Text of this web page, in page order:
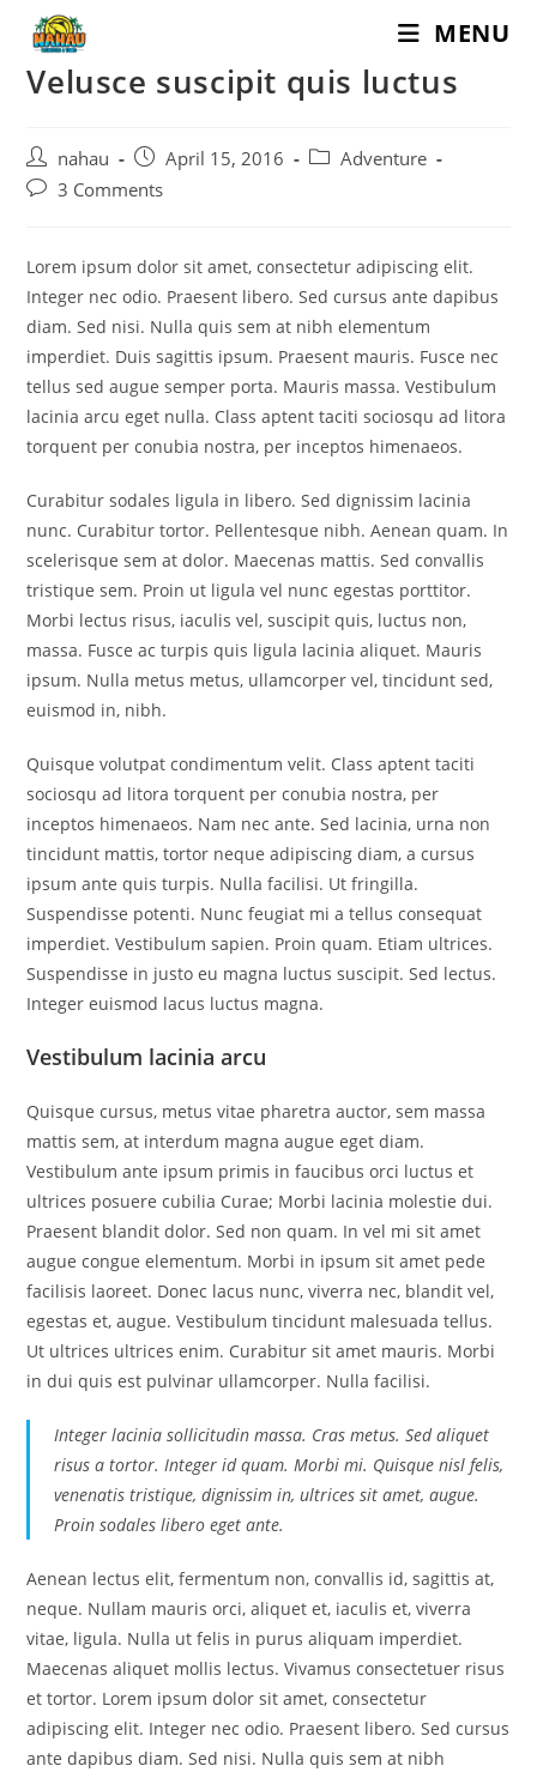
content
MENU
Velusce suscipit quis luctus
Post
author:
nahau
Post
published:
April 15, 2016
PostAdventure
Post3 Comments
Lorem ipsum dolor sit amet, consectetur adipiscing elit.
Integer nec odio. Praesent libero. Sed cursus ante dapibus
diam. Sed nisi. Nulla quis sem at nibh elementum
imperdiet. Duis sagittis ipsum. Praesent mauris. Fusce nec
tellus sed augue semper porta. Mauris massa. Vestibulum
lacinia arcu eget nulla. Class aptent taciti sociosqu ad litora
torquent per conubia nostra, per inceptos himenaeos.
Curabitur sodales ligula in libero. Sed dignissim lacinia
nunc. Curabitur tortor. Pellentesque nibh. Aenean quam. In
scelerisque sem at dolor. Maecenas mattis. Sed convallis
tristique sem. Proin ut ligula vel nunc egestas porttitor.
Morbi lectus risus, iaculis vel, suscipit quis, luctus non,
massa. Fusce ac turpis quis ligula lacinia aliquet. Mauris
ipsum. Nulla metus metus, ullamcorper vel, tincidunt sed,
euismod in, nibh.
Quisque volutpat condimentum velit. Class aptent taciti
sociosqu ad litora torquent per conubia nostra, per
inceptos himenaeos. Nam nec ante. Sed lacinia, urna non
tincidunt mattis, tortor neque adipiscing diam, a cursus
ipsum ante quis turpis. Nulla facilisi. Ut fringilla.
Suspendisse potenti. Nunc feugiat mi a tellus consequat
imperdiet. Vestibulum sapien. Proin quam. Etiam ultrices.
Suspendisse in justo eu magna luctus suscipit. Sed lectus.
Integer euismod lacus luctus magna.
Vestibulum lacinia arcu
Quisque cursus, metus vitae pharetra auctor, sem massa
mattis sem, at interdum magna augue eget diam.
Vestibulum ante ipsum primis in faucibus orci luctus et
ultrices posuere cubilia Curae; Morbi lacinia molestie dui.
Praesent blandit dolor. Sed non quam. In vel mi sit amet
augue congue elementum. Morbi in ipsum sit amet pede
facilisis laoreet. Donec lacus nunc, viverra nec, blandit vel,
egestas et, augue. Vestibulum tincidunt malesuada tellus.
Ut ultrices ultrices enim. Curabitur sit amet mauris. Morbi
in dui quis est pulvinar ullamcorper. Nulla facilisi.
Integer lacinia sollicitudin massa. Cras metus. Sed aliquet
risus a tortor. Integer id quam. Morbi mi. Quisque nisl felis,
venenatis tristique, dignissim in, ultrices sit amet, augue.
Proin sodales libero eget ante.
Aenean lectus elit, fermentum non, convallis id, sagittis at,
neque. Nullam mauris orci, aliquet et, iaculis et, viverra
vitae, ligula. Nulla ut felis in purus aliquam imperdiet.
Maecenas aliquet mollis lectus. Vivamus consectetuer risus
et tortor. Lorem ipsum dolor sit amet, consectetur
adipiscing elit. Integer nec odio. Praesent libero. Sed cursus
ante dapibus diam. Sed nisi. Nulla quis sem at nibh